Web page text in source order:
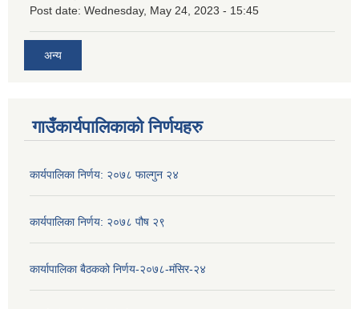
Post date: Wednesday, May 24, 2023 - 15:45
अन्य
गाउँकार्यपालिकाको निर्णयहरु
कार्यपालिका निर्णय: २०७८ फाल्गुन २४
कार्यपालिका निर्णय: २०७८ पौष २९
कार्यापालिका बैठकको निर्णय-२०७८-मंसिर-२४